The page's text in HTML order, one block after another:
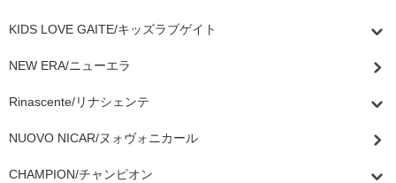
KIDS LOVE GAITE/キッズラブゲイト
NEW ERA/ニューエラ
Rinascente/リナシェンテ
NUOVO NICAR/ヌォヴォニカール
CHAMPION/チャンピオン